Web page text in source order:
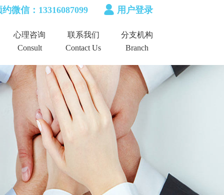
约微信：13316087099 用户登录
心理咨询
Consult
联系我们
Contact Us
分支机构
Branch